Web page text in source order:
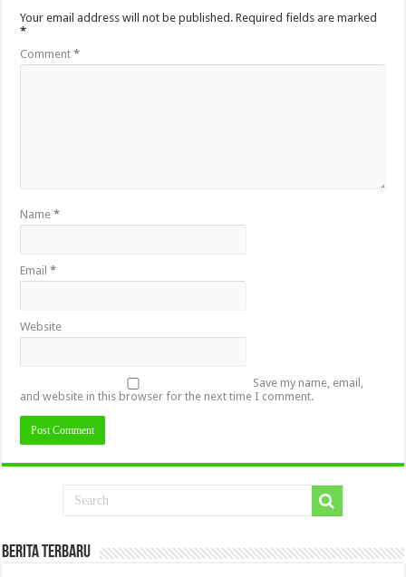
Your email address will not be published. Required fields are marked
*
Comment*
Name*
Email*
Website
Save my name, email,
and website in this browser for the next time I comment.
Berita Terbaru